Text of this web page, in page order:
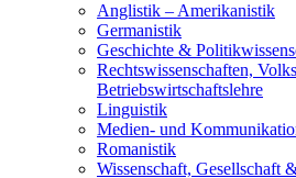
Anglistik – Amerikanistik
Germanistik
Geschichte &
Rechtswissenschaften,
Betriebswirtschaftslehre
Linguistik
Medien- und
Romanistik
Wissenschaft, Gesellschaft